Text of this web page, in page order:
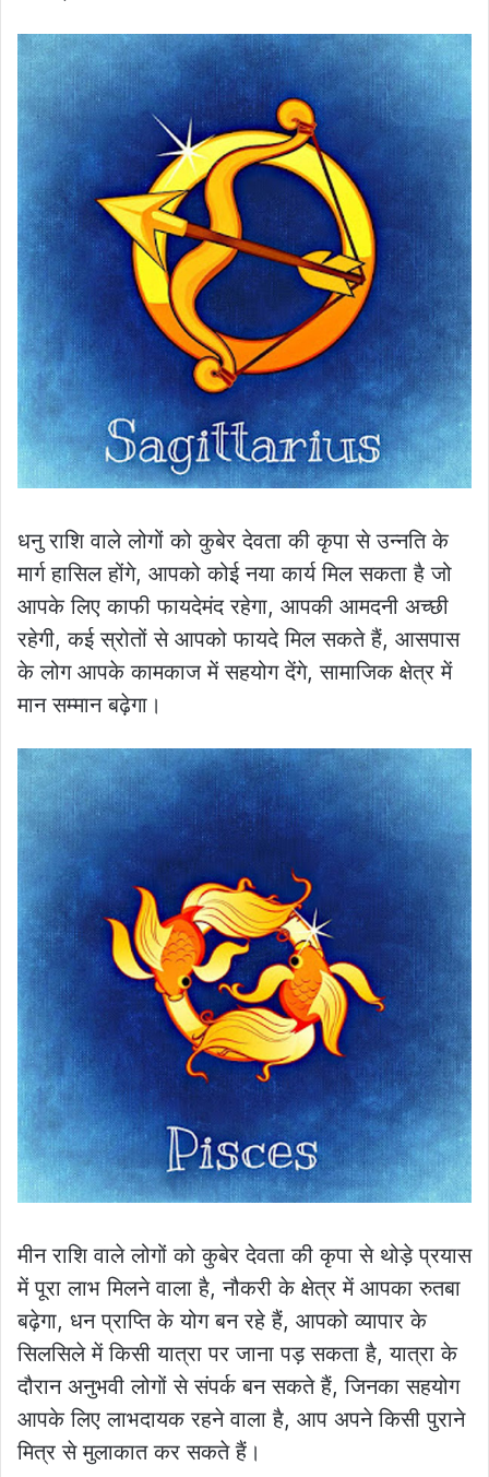
धनु राशि वाले लोगों को कुबेर देवता की कृपा से उन्नति के
मार्ग हासिल होंगे, आपको कोई नया कार्य मिल सकता है जो
आपके लिए काफी फायदेमंद रहेगा, आपकी आमदनी अच्छी
रहेगी, कई स्रोतों से आपको फायदे मिल सकते हैं, आसपास
के लोग आपके कामकाज में सहयोग देंगे, सामाजिक क्षेत्र में
मान सम्मान बढ़ेगा।
मीन राशि वाले लोगों को कुबेर देवता की कृपा से थोड़े प्रयास
में पूरा लाभ मिलने वाला है, नौकरी के क्षेत्र में आपका रुतबा
बढ़ेगा, धन प्राप्ति के योग बन रहे हैं, आपको व्यापार के
सिलसिले में किसी यात्रा पर जाना पड़ सकता है, यात्रा के
दौरान अनुभवी लोगों से संपर्क बन सकते हैं, जिनका सहयोग
आपके लिए लाभदायक रहने वाला है, आप अपने किसी पुराने
मित्र से मुलाकात कर सकते हैं।